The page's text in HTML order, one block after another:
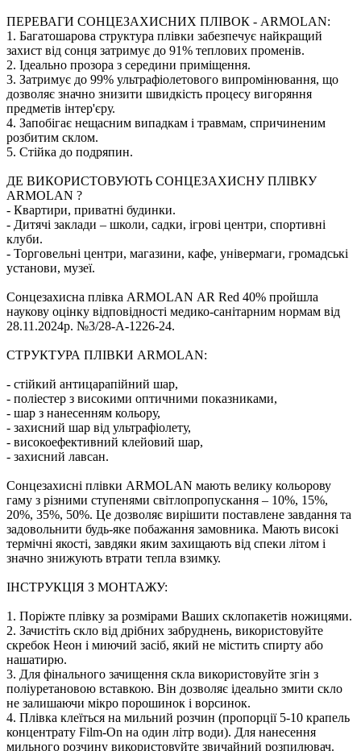
ПЕРЕВАГИ СОНЦЕЗАХИСНИХ ПЛІВОК - ARMOLAN:
1. Багатошарова структура плівки забезпечує найкращий
захист від сонця затримує до 91% теплових променів.
2. Ідеально прозора з середини приміщення.
3. Затримує до 99% ультрафіолетового випромінювання, що
дозволяє значно знизити швидкість процесу вигоряння
предметів інтер'єру.
4. Запобігає нещасним випадкам і травмам, спричиненим
розбитим склом.
5. Стійка до подряпин.
ДЕ ВИКОРИСТОВУЮТЬ СОНЦЕЗАХИСНУ ПЛІВКУ
ARMOLAN ?
- Квартири, приватні будинки.
- Дитячі заклади – школи, садки, ігрові центри, спортивні
клуби.
- Торговельні центри, магазини, кафе, універмаги, громадські
установи, музеї.
Сонцезахисна плівка ARMOLAN АR Red 40% пройшла
наукову оцінку відповідності медико-санітарним нормам від
28.11.2024р. №3/28-A-1226-24.
СТРУКТУРА ПЛІВКИ ARMOLAN:
- стійкий антицарапійний шар,
- поліестер з високими оптичними показниками,
- шар з нанесенням кольору,
- захисний шар від ультрафіолету,
- високоефективний клейовий шар,
- захисний лавсан.
Сонцезахисні плівки ARMOLAN мають велику кольорову
гаму з різними ступенями світлопропускання – 10%, 15%,
20%, 35%, 50%. Це дозволяє вирішити поставлене завдання та
задовольнити будь-яке побажання замовника. Мають високі
термічні якості, завдяки яким захищають від спеки літом і
значно знижують втрати тепла взимку.
ІНСТРУКЦІЯ З МОНТАЖУ:
1. Поріжте плівку за розмірами Ваших склопакетів ножицями.
2. Зачистіть скло від дрібних забруднень, використовуйте
скребок Неон і миючий засіб, який не містить спирту або
нашатирю.
3. Для фінального зачищення скла використовуйте згін з
поліуретановою вставкою. Він дозволяє ідеально змити скло
не залишаючи мікро порошинок і ворсинок.
4. Плівка клеїться на мильний розчин (пропорції 5-10 крапель
концентрату Film-On на один літр води). Для нанесення
мильного розчину використовуйте звичайний розпилювач.